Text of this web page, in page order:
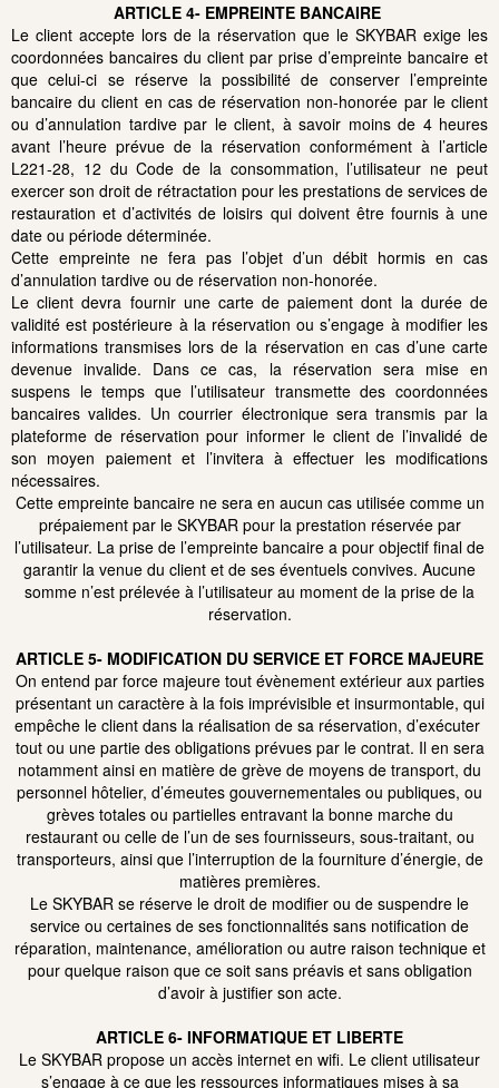
ARTICLE 4- EMPREINTE BANCAIRE
Le client accepte lors de la réservation que le SKYBAR exige les
coordonnées bancaires du client par prise d’empreinte bancaire et
que celui-ci se réserve la possibilité de conserver l’empreinte
bancaire du client en cas de réservation non-honorée par le client
ou d’annulation tardive par le client, à savoir moins de 4 heures
avant l’heure prévue de la réservation conformément à l’article
L221-28, 12 du Code de la consommation, l’utilisateur ne peut
exercer son droit de rétractation pour les prestations de services de
restauration et d’activités de loisirs qui doivent être fournis à une
date ou période déterminée.
Cette empreinte ne fera pas l’objet d’un débit hormis en cas
d’annulation tardive ou de réservation non-honorée.
Le client devra fournir une carte de paiement dont la durée de
validité est postérieure à la réservation ou s’engage à modifier les
informations transmises lors de la réservation en cas d’une carte
devenue invalide. Dans ce cas, la réservation sera mise en
suspens le temps que l’utilisateur transmette des coordonnées
bancaires valides. Un courrier électronique sera transmis par la
plateforme de réservation pour informer le client de l’invalidé de
son moyen paiement et l’invitera à effectuer les modifications
nécessaires.
Cette empreinte bancaire ne sera en aucun cas utilisée comme un
prépaiement par le SKYBAR pour la prestation réservée par
l’utilisateur. La prise de l’empreinte bancaire a pour objectif final de
garantir la venue du client et de ses éventuels convives. Aucune
somme n’est prélevée à l’utilisateur au moment de la prise de la
réservation.
ARTICLE 5- MODIFICATION DU SERVICE ET FORCE MAJEURE
On entend par force majeure tout évènement extérieur aux parties
présentant un caractère à la fois imprévisible et insurmontable, qui
empêche le client dans la réalisation de sa réservation, d’exécuter
tout ou une partie des obligations prévues par le contrat. Il en sera
notamment ainsi en matière de grève de moyens de transport, du
personnel hôtelier, d’émeutes gouvernementales ou publiques, ou
grèves totales ou partielles entravant la bonne marche du
restaurant ou celle de l’un de ses fournisseurs, sous-traitant, ou
transporteurs, ainsi que l’interruption de la fourniture d’énergie, de
matières premières.
Le SKYBAR se réserve le droit de modifier ou de suspendre le
service ou certaines de ses fonctionnalités sans notification de
réparation, maintenance, amélioration ou autre raison technique et
pour quelque raison que ce soit sans préavis et sans obligation
d’avoir à justifier son acte.
ARTICLE 6- INFORMATIQUE ET LIBERTE
Le SKYBAR propose un accès internet en wifi. Le client utilisateur
s’engage à ce que les ressources informatiques mises à sa